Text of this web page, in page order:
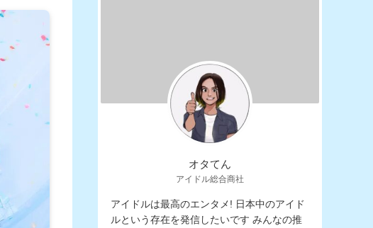
オタてん
アイドル総合商社
アイドルは最高のエンタメ! 日本中のアイド
ルという存在を発信したいです みんなの推